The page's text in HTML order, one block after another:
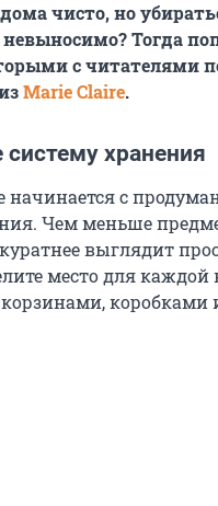
чисто, но
Тогда
с читателями
Marie Claire.
систему хранения
начинается с
Чем меньше
выглядит
место для каждой
коробками